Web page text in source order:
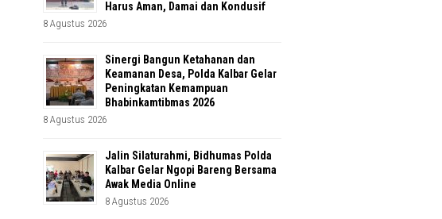
Harus Aman, Damai dan Kondusif
8 Agustus 2026
Sinergi Bangun Ketahanan dan
Keamanan Desa, Polda Kalbar Gelar
Peningkatan Kemampuan
Bhabinkamtibmas 2026
8 Agustus 2026
Jalin Silaturahmi, Bidhumas Polda
Kalbar Gelar Ngopi Bareng Bersama
Awak Media Online
8 Agustus 2026